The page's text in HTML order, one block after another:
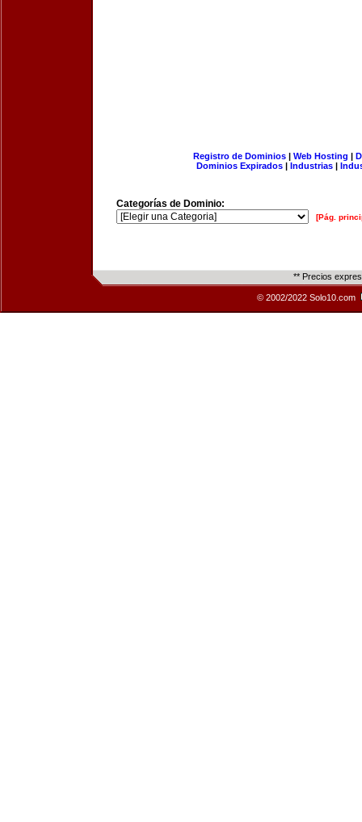
Registro de Dominios| Web Hosting |
Dominios Expirados | Industrias |
Categorías de Dominio:
[Pág.
** Precios
© 2002/2022 Solo10.com